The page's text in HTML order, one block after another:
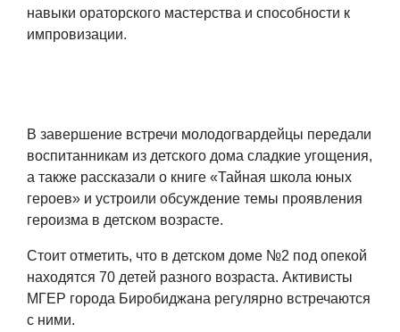
навыки ораторского мастерства и способности к
импровизации.
В завершение встречи молодогвардейцы передали
воспитанникам из детского дома сладкие угощения,
а также рассказали о книге «Тайная школа юных
героев» и устроили обсуждение темы проявления
героизма в детском возрасте.
Стоит отметить, что в детском доме №2 под опекой
находятся 70 детей разного возраста. Активисты
МГЕР города Биробиджана регулярно встречаются
с ними.